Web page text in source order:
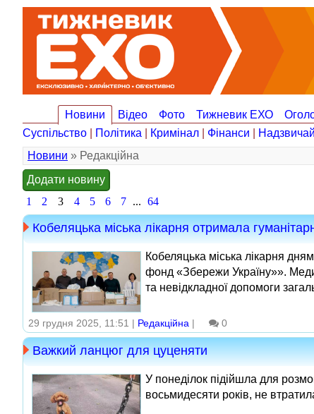
Новини Відео Фото Тижневик ЕХО
Суспільство
Політика Кримінал Фінанси
Новини » Редакційна
Додати новину
1
2 3 4 5 6 7 ... 64
Кобеляцька міська лікарня отримала
Кобеляцька міська лікарня
фонд «Збережи Україну»».
та невідкладної допомоги
29 грудня 2025, 11:51 | Редакційна | 0
Важкий ланцюг для цуценяти
У понеділок підійшла для
восьмидесяти років, не